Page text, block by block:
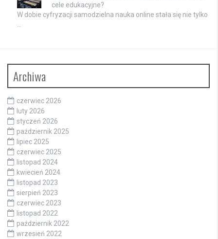
cele edukacyjne?
W dobie cyfryzacji samodzielna nauka online stała się nie tylko
Archiwa
czerwiec 2026
luty 2026
styczeń 2026
październik 2025
lipiec 2025
czerwiec 2025
listopad 2024
kwiecień 2024
listopad 2023
sierpień 2023
czerwiec 2023
listopad 2022
październik 2022
wrzesień 2022